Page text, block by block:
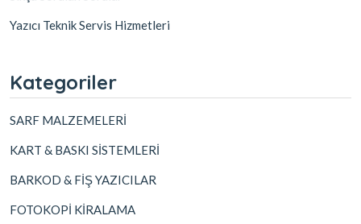
Yazıcı Teknik Servis Hizmetleri
Kategoriler
SARF MALZEMELERİ
KART & BASKI SİSTEMLERİ
BARKOD & FİŞ YAZICILAR
FOTOKOPİ KİRALAMA